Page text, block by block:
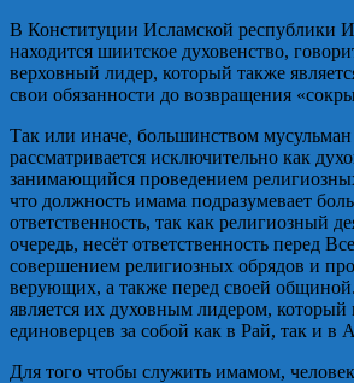
В Конституции Исламской республики
находится шиитское духовенство,
верховный лидер, который также
свои обязанности до возвращения
Так или иначе, большинством
рассматривается исключительно как
занимающийся проведением
что должность имама подразумевает
ответственность, так как религиозный
очередь, несёт ответственность перед
совершением религиозных обрядов и
верующих, а также перед своей
является их духовным лидером, который
единоверцев за собой как в Рай, так и в
Для того чтобы служить имамом,